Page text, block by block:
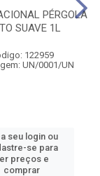
PÉRGOLA
SUAVE 1L
122959
UN/0001/UN
seu login ou
se para
preços e
comprar